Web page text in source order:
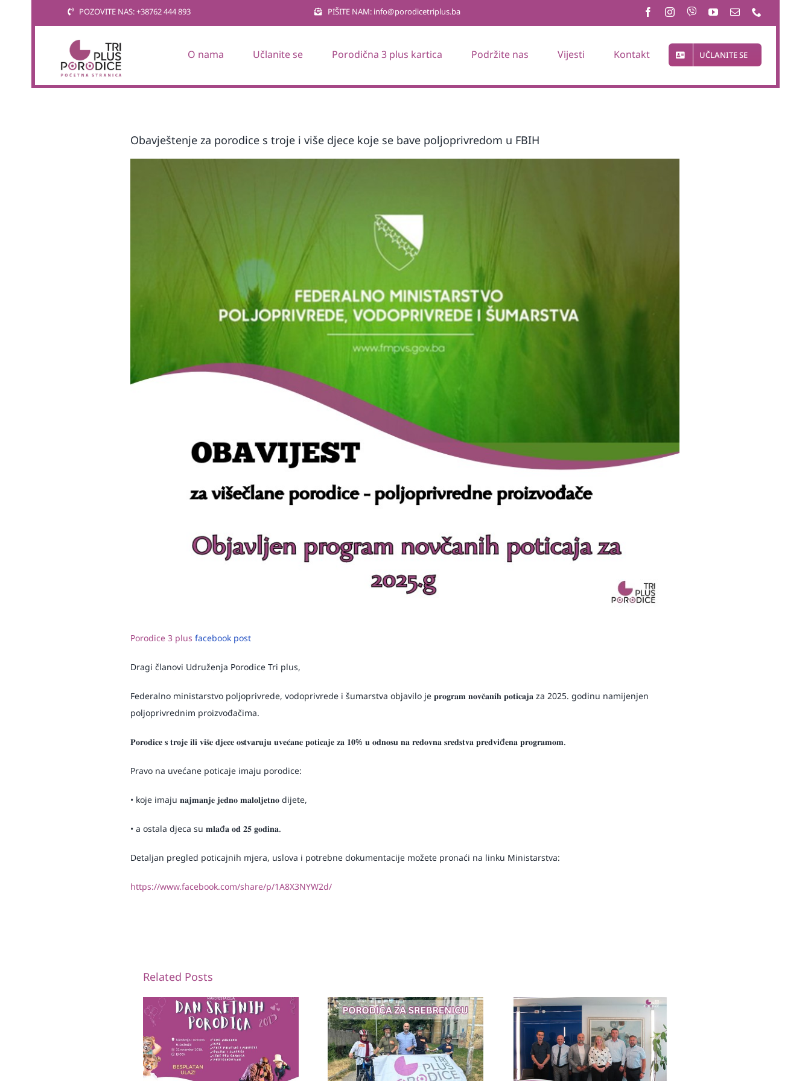
POZOVITE NAS: +38762 444 893 PIŠITE NAM: info@porodicetriplus.ba
O nama Učlanite se Porodična 3 plus kartica Podržite nas Vijesti Kontakt UČLANITE SE
Obavještenje za porodice s troje i više djece koje se bave poljoprivredom u FBIH
Porodice 3 plus facebook post
Dragi članovi Udruženja Porodice Tri plus,
Federalno ministarstvo poljoprivrede, vodoprivrede i šumarstva objavilo je 𝐩𝐫𝐨𝐠𝐫𝐚𝐦 𝐧𝐨𝐯𝐜̌𝐚𝐧𝐢𝐡 𝐩𝐨𝐭𝐢𝐜𝐚𝐣𝐚 za 2025. godinu namijenjen
poljoprivrednim proizvođačima.
𝐏𝐨𝐫𝐨𝐝𝐢𝐜𝐞 𝐬 𝐭𝐫𝐨𝐣𝐞 𝐢𝐥𝐢 𝐯𝐢𝐬̌𝐞 𝐝𝐣𝐞𝐜𝐞 𝐨𝐬𝐭𝐯𝐚𝐫𝐮𝐣𝐮 𝐮𝐯𝐞𝐜́𝐚𝐧𝐞 𝐩𝐨𝐭𝐢𝐜𝐚𝐣𝐞 𝐳𝐚 𝟏𝟎% 𝐮 𝐨𝐝𝐧𝐨𝐬𝐮 𝐧𝐚 𝐫𝐞𝐝𝐨𝐯𝐧𝐚 𝐬𝐫𝐞𝐝𝐬𝐭𝐯𝐚 𝐩𝐫𝐞𝐝𝐯𝐢đ𝐞𝐧𝐚 𝐩𝐫𝐨𝐠𝐫𝐚𝐦𝐨𝐦.
Pravo na uvećane poticaje imaju porodice:
• koje imaju 𝐧𝐚𝐣𝐦𝐚𝐧𝐣𝐞 𝐣𝐞𝐝𝐧𝐨 𝐦𝐚𝐥𝐨𝐥𝐣𝐞𝐭𝐧𝐨 dijete,
• a ostala djeca su 𝐦𝐥𝐚đ𝐚 𝐨𝐝 𝟐𝟓 𝐠𝐨𝐝𝐢𝐧𝐚.
Detaljan pregled poticajnih mjera, uslova i potrebne dokumentacije možete pronaći na linku Ministarstva:
https://www.facebook.com/share/p/1A8X3NYW2d/
Related Posts